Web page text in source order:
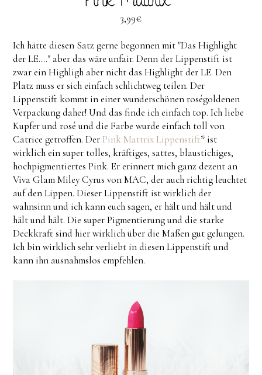
3,99€
Ich hätte diesen Satz gerne begonnen mit "Das Highlight
der LE...." aber das wäre unfair. Denn der Lippenstift ist
zwar ein Highligh aber nicht das Highlight der LE. Den
Platz muss er sich einfach schlichtweg teilen. Der
Lippenstift kommt in einer wunderschönen roségoldenen
Verpackung daher! Und das finde ich einfach top. Ich liebe
Kupfer und rosé und die Farbe wurde einfach toll von
Catrice getroffen. Der Pink Mattrix Lippenstift* ist
wirklich ein super tolles, kräftiges, sattes, blaustichiges,
hochpigmentiertes Pink. Er erinnert mich ganz dezent an
Viva Glam Miley Cyrus von MAC, der auch richtig leuchtet
auf den Lippen. Dieser Lippenstift ist wirklich der
wahnsinn und ich kann euch sagen, er hält und hält und
hält und hält. Die super Pigmentierung und die starke
Deckkraft sind hier wirklich über die Maßen gut gelungen.
Ich bin wirklich sehr verliebt in diesen Lippenstift und
kann ihn ausnahmslos empfehlen.